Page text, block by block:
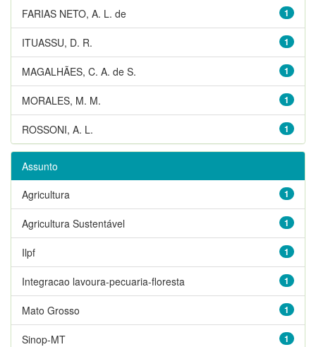
1
FARIAS NETO, A. L. de
1
ITUASSU, D. R.
1
MAGALHÃES, C. A. de S.
1
MORALES, M. M.
1
ROSSONI, A. L.
Assunto
1
Agricultura
1
Agricultura Sustentável
1
Ilpf
1
Integracao lavoura-pecuaria-floresta
1
Mato Grosso
1
Sinop-MT